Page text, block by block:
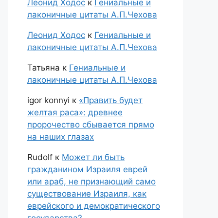
Леонид Ходос к Гениальные и
лаконичные цитаты А.П.Чехова
Леонид Ходос к Гениальные и
лаконичные цитаты А.П.Чехова
Татьяна к Гениальные и
лаконичные цитаты А.П.Чехова
igor konnyi к «Править будет
желтая раса»: древнее
пророчество сбывается прямо
на наших глазах
Rudolf к Может ли быть
гражданином Израиля еврей
или араб, не признающий само
существование Израиля, как
еврейского и демократического